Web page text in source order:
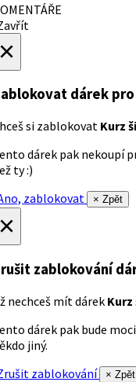
dárek
si zablokovat Kurz
dárek pak nekoupí
ty :)
zablokovat
× Zpět
zablokování
nechceš mít dárek
dárek pak bude
jiný.
zablokování
× Zpět